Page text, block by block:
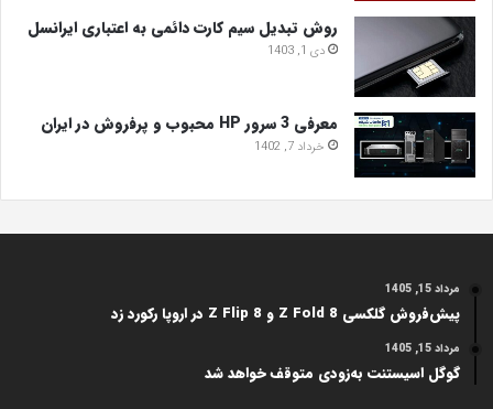
روش تبدیل سیم کارت دائمی به اعتباری ایرانسل
دی 1, 1403
معرفی 3 سرور HP محبوب و پرفروش در ایران
خرداد 7, 1402
مرداد 15, 1405
پیش‌فروش گلکسی Z Fold 8 و Z Flip 8 در اروپا رکورد زد
مرداد 15, 1405
گوگل اسیستنت به‌زودی متوقف خواهد شد